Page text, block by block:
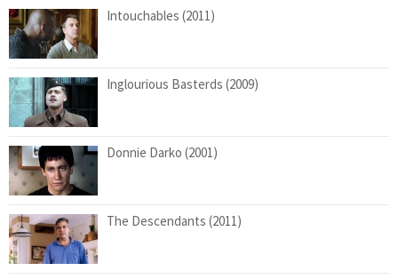
Intouchables (2011)
Inglourious Basterds (2009)
Donnie Darko (2001)
The Descendants (2011)